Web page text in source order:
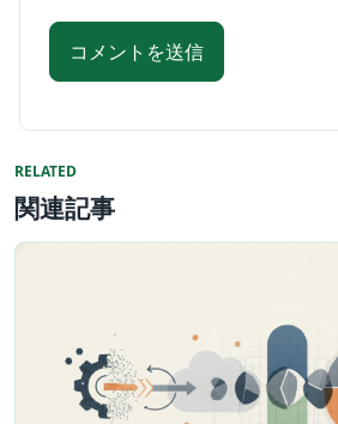
RELATED
関連記事